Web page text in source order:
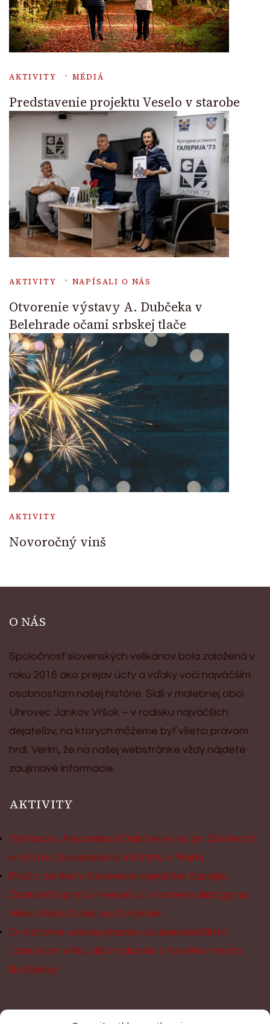
AKTIVITY MÉDIÁ
Predstavenie projektu Veselo v starobe
AKTIVITY NAPÍSALI O NÁS
Otvorenie výstavy A. Dubčeka v
Belehrade očami srbskej tlače
AKTIVITY
Novoročný vinš
O NÁS
Spoločnosť slovenských velikánov bola založená v
roku 2016 ako prejav úcty a vďaky voči najväčším
osobnostiam našej histórie. Sídli v malebnej obci
Uhrovec Jankov Vŕšok – v rodisku najväčších
dejateľov, na ktorých môžeme byť všetci právom
hrdí. Verím, že na našej webstránke vždy nájdete
zaujímavé informácie.
AKTIVITY
Výstava o Alexandrovi Dubčekovi sa po 25 rokoch
vrátila do Slovenského inštitútu v Prahe
Prečo zanikol v Slovenskej republike časopis
Závislosť a prečo neexistujú otvorené dialógy na
tému: Naša Dukla pod Urpínom…
O význame veselej staroby sa presvedčili na
Jankovom vŕšku dôchodcovia z Nového mesta
Bratislavy